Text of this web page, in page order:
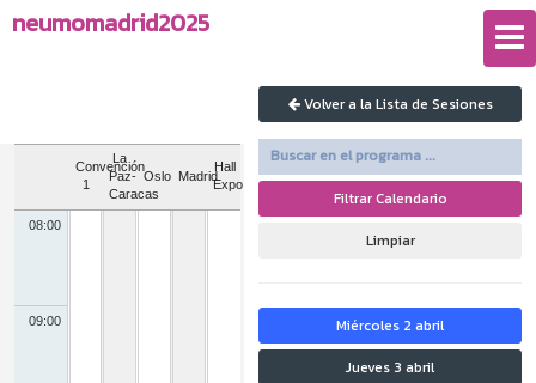
Convención
1
La
Paz-
Caracas
Oslo Madrid
Hall
Expo
08:00
09:00
neumomadrid2025
Volver a la Lista de Sesiones
Filtrar Calendario
Limpiar
Miércoles 2 abril
Jueves 3 abril